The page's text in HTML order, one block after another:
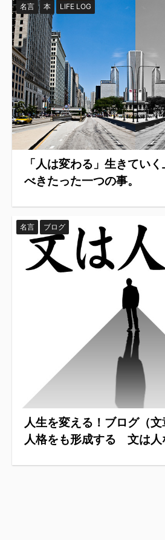
名言 本 LIFE LOG
「人は変わる」生きてい
べきたった一つの事。
名言 ブログ
人生を変える！ブログ（
人格をも形成する 文は人